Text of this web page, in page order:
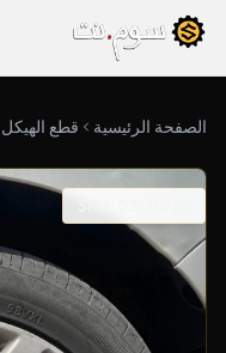
الصفحة الرئيسية قطع الهيكل